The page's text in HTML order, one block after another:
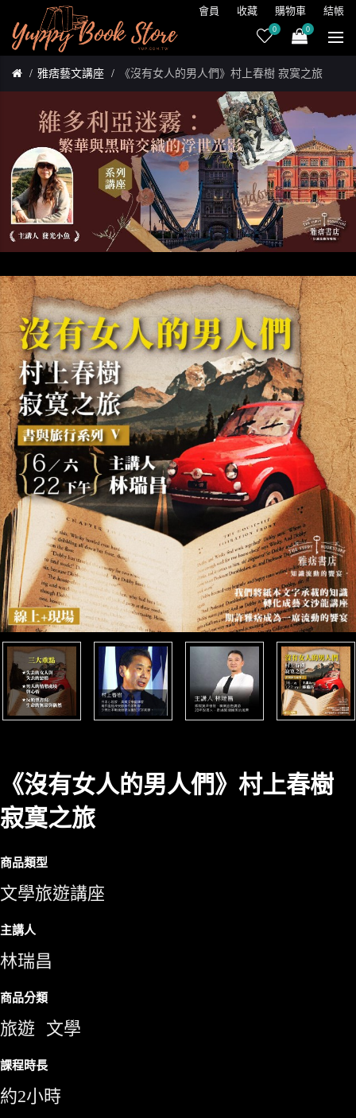
會員 收藏 購物車 結帳
0 0
雅痞藝文講座 《沒有女人的男人們》村上春樹 寂寞之旅
《沒有女人的男人們》村上春樹
寂寞之旅
商品類型
文學旅遊講座
主講人
林瑞昌
商品分類
旅遊 文學
課程時長
約2小時